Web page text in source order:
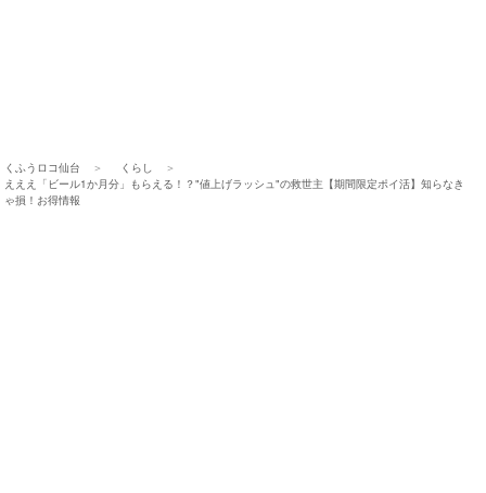
くふうロコ仙台
くらし
えええ「ビール1か月分」もらえる！？"値上げラッシュ"の救世主【期間限定ポイ活】知らなき
ゃ損！お得情報